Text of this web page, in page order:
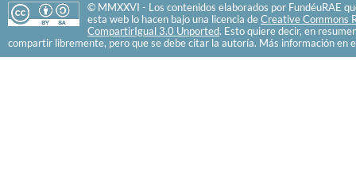
© MMXXVI - Los contenidos elaborados por FundéuRAE
esta web lo hacen bajo una licencia de Creative Commons
CompartirIgual 3.0 Unported. Esto quiere decir, en
compartir libremente, pero que se debe citar la autoría. Más información en